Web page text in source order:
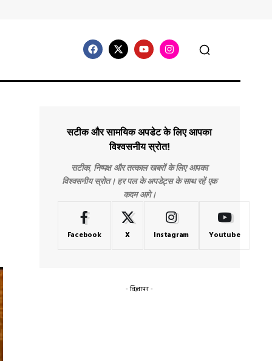
सटीक और सामयिक अपडेट के लिए आपका
विश्वसनीय स्रोत!
सटीक, निष्पक्ष और तत्काल खबरों के लिए आपका
विश्वसनीय स्रोत। हर पल के अपडेट्स के साथ रहें एक
कदम आगे।
Facebook X Instagram Youtube
- विज्ञापन -